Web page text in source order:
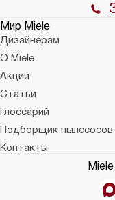
Мир Miele
Дизайнерам
О Miele
Акции
Статьи
Глоссарий
Подборщик пылесосов
Контакты